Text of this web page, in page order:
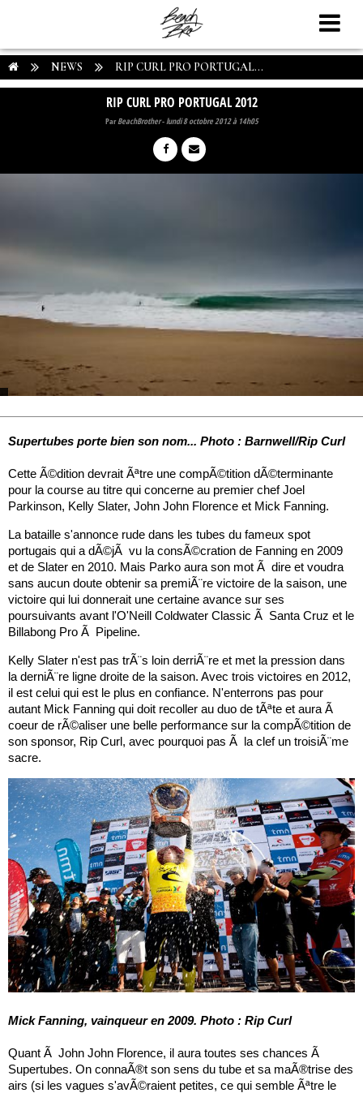
NEWS RIP CURL PRO PORTUGAL...
RIP CURL PRO PORTUGAL 2012
ParBeachBrother-lundi 8 octobre 2012 à 14h05
Supertubes porte bien son nom... Photo : Barnwell/Rip Curl
Cette Ã©dition devrait Ãªtre une compÃ©tition dÃ©terminante
pour la course au titre qui concerne au premier chef Joel
Parkinson, Kelly Slater, John John Florence et Mick Fanning.
La bataille s'annonce rude dans les tubes du fameux spot
portugais qui a dÃ©jÃ vu la consÃ©cration de Fanning en 2009
et de Slater en 2010. Mais Parko aura son mot Ã dire et voudra
sans aucun doute obtenir sa premiÃ¨re victoire de la saison, une
victoire qui lui donnerait une certaine avance sur ses
poursuivants avant l'O'Neill Coldwater Classic Ã Santa Cruz et le
Billabong Pro Ã Pipeline.
Kelly Slater n'est pas trÃ¨s loin derriÃ¨re et met la pression dans
la derniÃ¨re ligne droite de la saison. Avec trois victoires en 2012,
il est celui qui est le plus en confiance. N'enterrons pas pour
autant Mick Fanning qui doit recoller au duo de tÃªte et aura Ã
coeur de rÃ©aliser une belle performance sur la compÃ©tition de
son sponsor, Rip Curl, avec pourquoi pas Ã la clef un troisiÃ¨me
sacre.
Mick Fanning, vainqueur en 2009. Photo : Rip Curl
Quant Ã John John Florence, il aura toutes ses chances Ã
Supertubes. On connaÃ®t son sens du tube et sa maÃ®trise des
airs (si les vagues s'avÃ©raient petites, ce qui semble Ãªtre le